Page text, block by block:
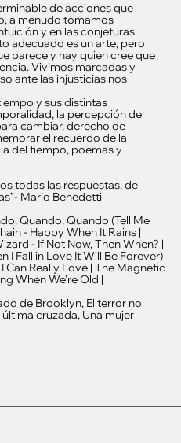
de acciones que
a menudo tomamos
y en las conjeturas.
adecuado es un arte, pero
parece y hay quien cree que
Vivimos marcadas y
ante las injusticias nos
y sus distintas
la percepción del
cambiar, derecho de
el recuerdo de la
del tiempo, poemas y
todas las respuestas, de
Mario Benedetti
Quando, Quando (Tell Me
- Happy When It Rains |
- If Not Now, Then When? |
I Fall in Love It Will Be Forever)
Can Really Love | The Magnetic
When We’re Old |
de Brooklyn, El terror no
cruzada, Una mujer